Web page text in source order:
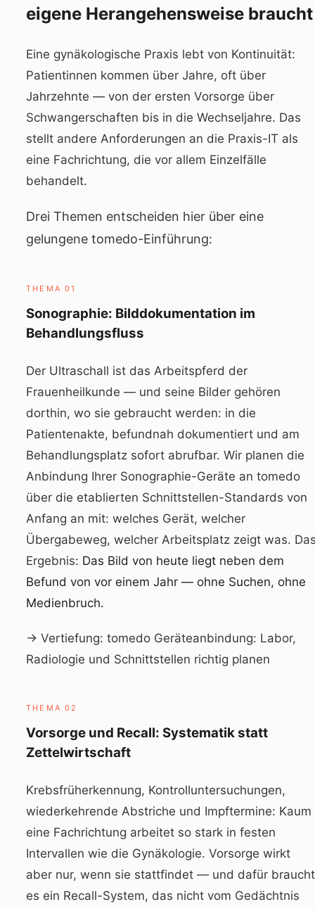
eigene Herangehensweise braucht
Eine gynäkologische Praxis lebt von Kontinuität:
Patientinnen kommen über Jahre, oft über
Jahrzehnte — von der ersten Vorsorge über
Schwangerschaften bis in die Wechseljahre. Das
stellt andere Anforderungen an die Praxis-IT als
eine Fachrichtung, die vor allem Einzelfälle
behandelt.
Drei Themen entscheiden hier über eine
gelungene tomedo-Einführung:
THEMA 01
Sonographie: Bilddokumentation im
Behandlungsfluss
Der Ultraschall ist das Arbeitspferd der
Frauenheilkunde — und seine Bilder gehören
dorthin, wo sie gebraucht werden: in die
Patientenakte, befundnah dokumentiert und am
Behandlungsplatz sofort abrufbar. Wir planen die
Anbindung Ihrer Sonographie-Geräte an tomedo
über die etablierten Schnittstellen-Standards von
Anfang an mit: welches Gerät, welcher
Übergabeweg, welcher Arbeitsplatz zeigt was.
Ergebnis: Das Bild von heute liegt neben dem
Befund von vor einem Jahr — ohne Suchen, ohne
Medienbruch.
→ Vertiefung: tomedo Geräteanbindung: Labor,
Radiologie und Schnittstellen richtig planen
THEMA 02
Vorsorge und Recall: Systematik statt
Zettelwirtschaft
Krebsfrüherkennung, Kontrolluntersuchungen,
wiederkehrende Abstriche und Impftermine: Kaum
eine Fachrichtung arbeitet so stark in festen
Intervallen wie die Gynäkologie. Vorsorge wirkt
aber nur, wenn sie stattfindet — und dafür braucht
es ein Recall-System, das nicht vom Gedächtnis